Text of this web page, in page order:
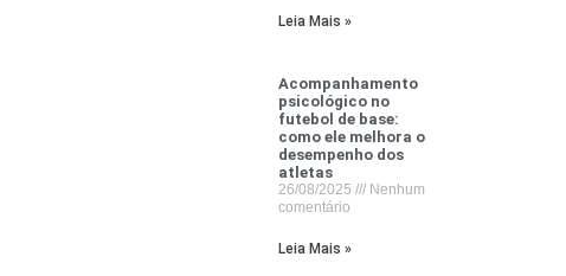
Leia Mais »
Acompanhamento
psicológico no
futebol de base:
como ele melhora o
desempenho dos
atletas
26/08/2025
Nenhum
comentário
Leia Mais »